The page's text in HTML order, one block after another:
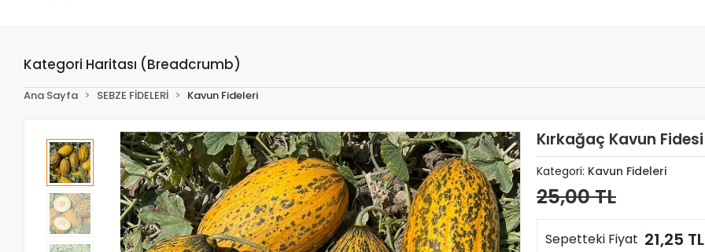
Kategori Haritası (Breadcrumb)
Ana Sayfa SEBZE FİDELERİ Kavun Fideleri
Kırkağaç Kavun Fidesi
Kategori: Kavun Fideleri
25,00 TL
Sepetteki Fiyat 21,25 TL